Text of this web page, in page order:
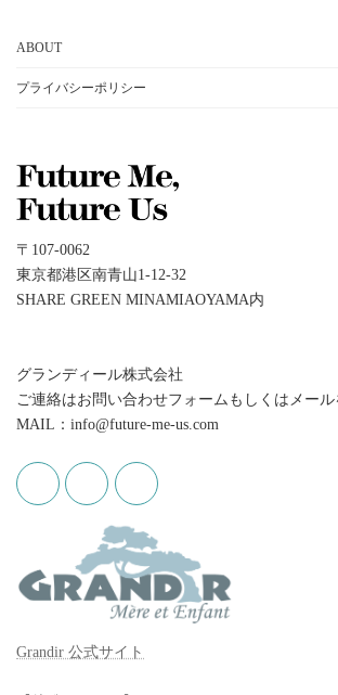
イ
ABOUT
プライバシーポリシー
〒107-0062
東京都港区南青山1-12-32
SHARE GREEN MINAMIAOYAMA内
グランディール株式会社
ご連絡はお問い合わせフォームもしくはメー
MAIL：info@future-me-us.com
Grandir 公式サイト